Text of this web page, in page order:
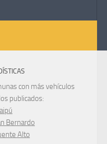
con más vehículos
publicados:
Bernardo
Alto